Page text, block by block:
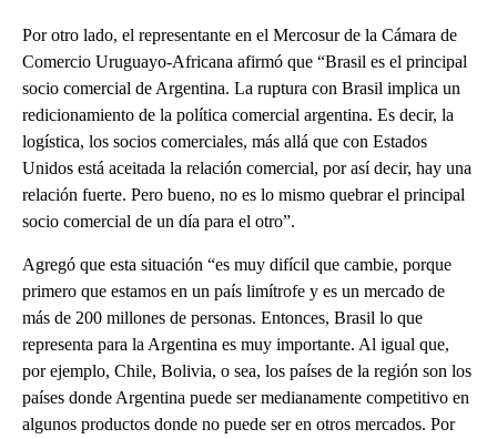
Por otro lado, el representante en el Mercosur de la Cámara de
Comercio Uruguayo-Africana afirmó que “Brasil es el principal
socio comercial de Argentina. La ruptura con Brasil implica un
redicionamiento de la política comercial argentina. Es decir, la
logística, los socios comerciales, más allá que con Estados
Unidos está aceitada la relación comercial, por así decir, hay una
relación fuerte. Pero bueno, no es lo mismo quebrar el principal
socio comercial de un día para el otro”.
Agregó que esta situación “es muy difícil que cambie, porque
primero que estamos en un país limítrofe y es un mercado de
más de 200 millones de personas. Entonces, Brasil lo que
representa para la Argentina es muy importante. Al igual que,
por ejemplo, Chile, Bolivia, o sea, los países de la región son los
países donde Argentina puede ser medianamente competitivo en
algunos productos donde no puede ser en otros mercados. Por